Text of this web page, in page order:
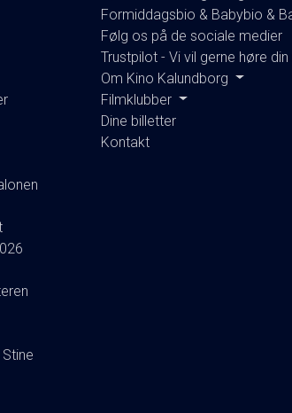
Formiddagsbio & Babybio &
Følg os på de sociale medier
Trustpilot - Vi vil gerne høre din
Om Kino Kalundborg
Filmklubber
Dine billetter
Kontakt